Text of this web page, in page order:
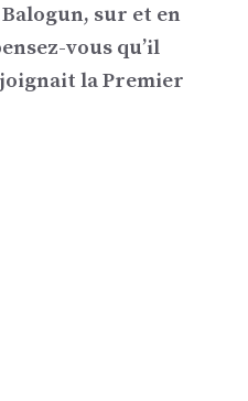
Balogun, sur et en
vous qu’il
la Premier